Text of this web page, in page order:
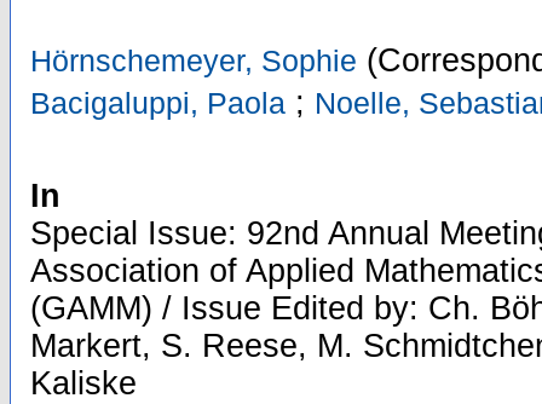
Hörnschemeyer, Sophie
Bacigaluppi, Paola ; Noelle,
In
Special Issue: 92nd Annual
Association of Applied
(GAMM) / Issue Edited by: Ch.
Markert, S. Reese, M.
Kaliske